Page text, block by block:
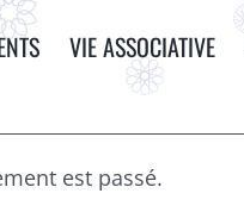
VIE ASSOCIATIVE
est passé.